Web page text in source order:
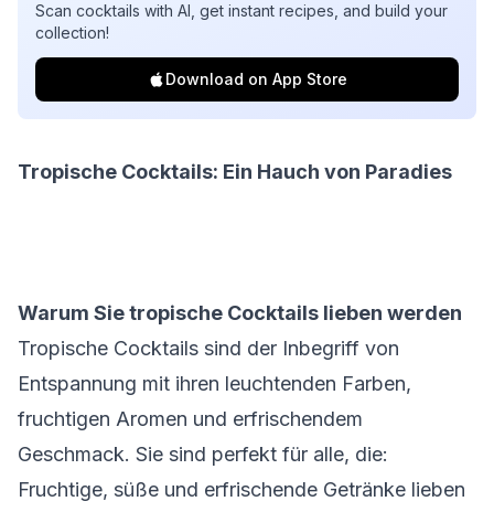
Scan cocktails with AI, get instant recipes, and build your
collection!
Download on App Store
Tropische Cocktails: Ein Hauch von Paradies
Warum Sie tropische Cocktails lieben werden
Tropische Cocktails sind der Inbegriff von
Entspannung mit ihren leuchtenden Farben,
fruchtigen Aromen und erfrischendem
Geschmack. Sie sind perfekt für alle, die:
Fruchtige, süße und erfrischende Getränke lieben